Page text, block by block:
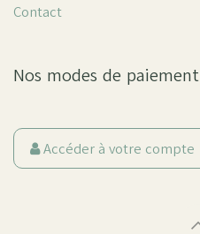
Contact
Nos modes de paiement
Accéder à votre compte